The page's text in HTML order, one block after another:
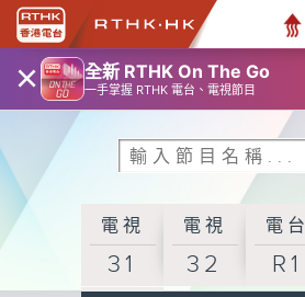
× 全新 RTHK On The Go
一手掌握 RTHK 電台、電視節目
電視
31
電視
32
電台
R1